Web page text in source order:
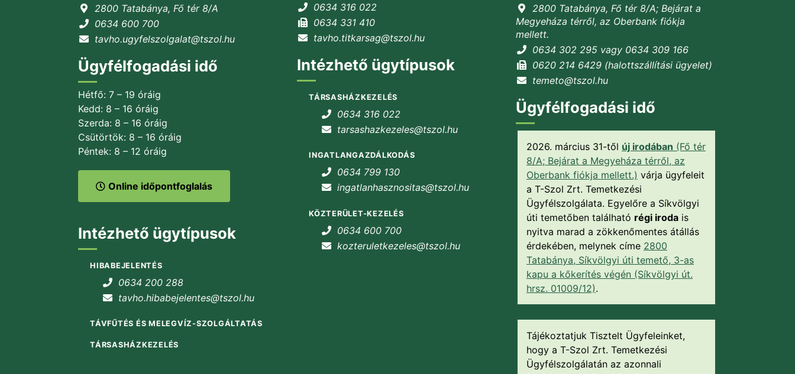
2800 Tatabánya, Fő tér 8/A
0634 600 700
tavho.ugyfelszolgalat@tszol.hu
Ügyfélfogadási idő
Hétfő: 7 – 19 óráig
Kedd: 8 – 16 óráig
Szerda: 8 – 16 óráig
Csütörtök: 8 – 16 óráig
Péntek: 8 – 12 óráig
Online időpontfoglalás
Intézhető ügytípusok
HIBABEJELENTÉS
0634 200 288
tavho.hibabejelentes@tszol.hu
TÁVFŰTÉS ÉS MELEGVÍZ-SZOLGÁLTATÁS
TÁRSASHÁZKEZELÉS
0634 316 022
0634 331 410
tavho.titkarsag@tszol.hu
Intézhető ügytípusok
TÁRSASHÁZKEZELÉS
0634 316 022
tarsashazkezeles@tszol.hu
INGATLANGAZDÁLKODÁS
0634 799 130
ingatlanhasznositas@tszol.hu
KÖZTERÜLET-KEZELÉS
0634 600 700
kozteruletkezeles@tszol.hu
2800 Tatabánya, Fő tér 8/A; Bejárat a
Megyeháza térről, az Oberbank fiókja
mellett.
0634 302 295 vagy 0634 309 166
0620 214 6429 (halottszállítási ügyelet)
temeto@tszol.hu
Ügyfélfogadási idő
2026. március 31-től új irodában (Fő tér
8/A; Bejárat a Megyeháza térről, az
Oberbank fiókja mellett.) várja ügyfeleit
a T-Szol Zrt. Temetkezési
Ügyfélszolgálata. Egyelőre a Síkvölgyi
úti temetőben található régi iroda is
nyitva marad a zökkenőmentes átállás
érdekében, melynek címe 2800
Tatabánya, Síkvölgyi úti temető, 3-as
kapu a kőkerítés végén (Síkvölgyi út.
hrsz. 01009/12).
Tájékoztatjuk Tisztelt Ügyfeleinket,
hogy a T-Szol Zrt. Temetkezési
Ügyfélszolgálatán az azonnali